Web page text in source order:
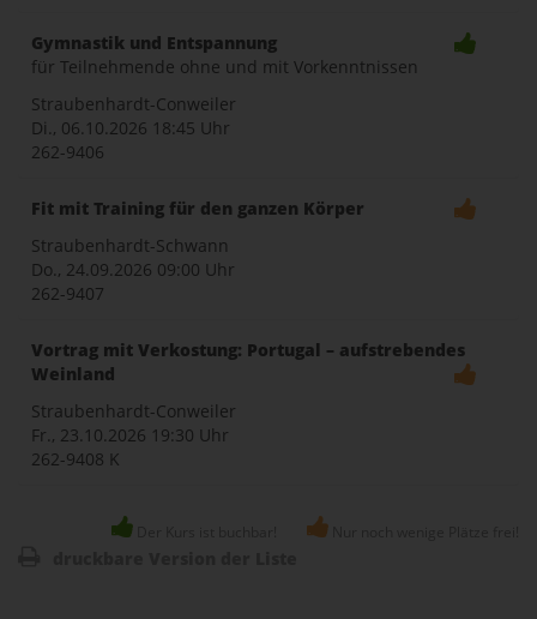
Gymnastik und Entspannung
für Teilnehmende ohne und mit Vorkenntnissen
Straubenhardt-Conweiler
Di., 06.10.2026 18:45 Uhr
262-9406
Fit mit Training für den ganzen Körper
Straubenhardt-Schwann
Do., 24.09.2026 09:00 Uhr
262-9407
Vortrag mit Verkostung: Portugal – aufstrebendes
Weinland
Straubenhardt-Conweiler
Fr., 23.10.2026 19:30 Uhr
262-9408 K